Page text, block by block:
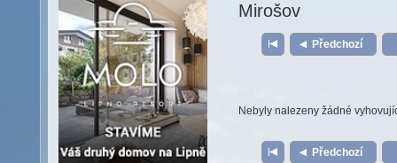
Mirošov
Předchozí
Nebyly nalezeny žádné
Předchozí